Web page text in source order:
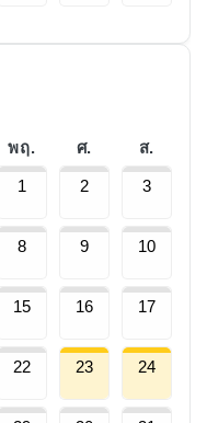
พฤ. ศ. ส.
1 2 3
8 9 10
15 16 17
22 23 24